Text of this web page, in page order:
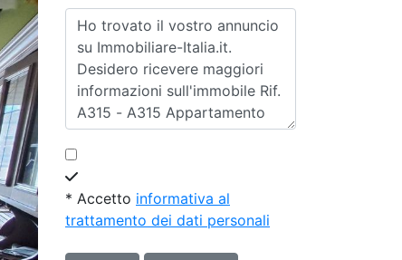
* Accetto informativa al
trattamento dei dati personali